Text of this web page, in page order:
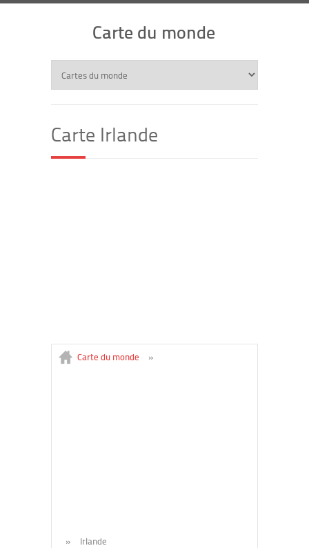
Carte du monde
Carte Irlande
Carte du monde »
» Irlande